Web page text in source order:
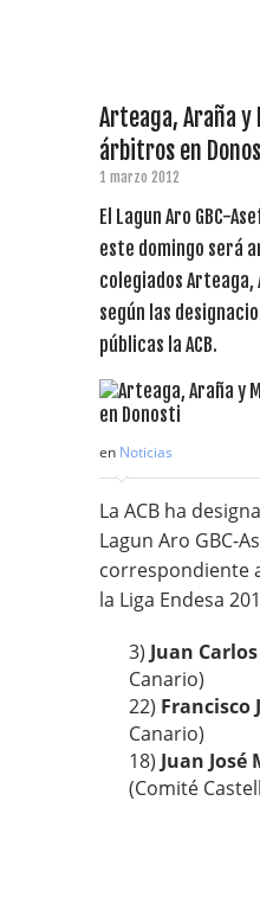
Arteaga, Araña y
árbitros en
1 marzo 2012
El Lagun Aro GBC-
este domingo será
colegiados Arteaga,
según las
públicas la ACB.
en Noticias
La ACB ha
Lagun Aro GBC-
correspondiente
la Liga Endesa
3) Juan
Canario)
22) Francisco
Canario)
18) Juan José
(Comité